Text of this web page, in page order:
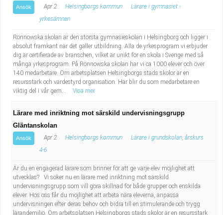
Ansök Apr 2 Helsingborgs kommun
Lärare i gymnasiet -
yrkesämnen
Rönnowska skolan är den största gymnasieskolan i Helsingborg och ligger i
absolut framkant när det gäller utbildning. Alla de yrkesprogram vi erbjuder
dig är certifierade av branschen, vilket är unikt för en skola i Sverige med så
många yrkesprogram. På Rönnowska skolan har vi ca 1000 elever och över
140 medarbetare. Om arbetsplatsen Helsingborgs stads skolor är en
resursstark och värdestyrd organisation. Här blir du som medarbetare en
viktig del i vår gem...
Visa mer
Lärare med inriktning mot särskild undervisningsgrupp
Gläntanskolan
Ansök Apr 2 Helsingborgs kommun
Lärare i grundskolan, årskurs
4-6
Är du en engagerad lärare som brinner för att ge varje elev möjlighet att
utvecklas? Vi söker nu en lärare med inriktning mot särskild
undervisningsgrupp som vill göra skillnad för både grupper och enskilda
elever. Hos oss får du möjlighet att arbeta nära eleverna, anpassa
undervisningen efter deras behov och bidra till en stimulerande och trygg
lärandemiljö. Om arbetsplatsen Helsingborgs stads skolor är en resursstark